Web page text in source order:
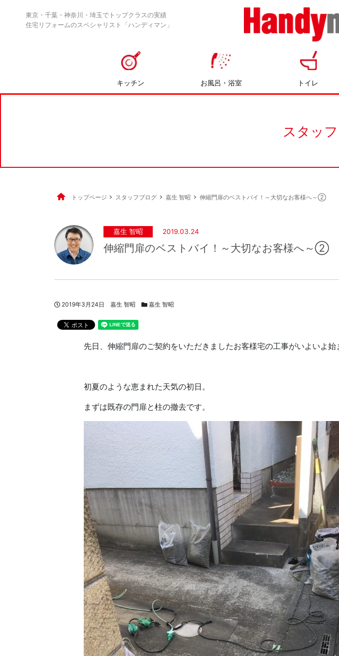
東京・千葉・神奈川・埼玉でトップクラスの実績
住宅リフォームのスペシャリスト「ハンディマン」
お風呂やキッチンのリフ
キッチン お風呂・浴室 トイレ
スタッ
トップページ スタッフブログ 嘉生 智昭 伸縮門扉のベストバイ！～大切なお客様へ～②
嘉生 智昭 2019.03.24
伸縮門扉のベストバイ！～大切なお客様へ～②
投稿日
2019年3月24日 著者
嘉生 智昭 スタッフブログカテゴリー
嘉生 智昭
先日、伸縮門扉のご契約をいただきましたお客様宅の工事がいよいよ始
初夏のような恵まれた天気の初日。
まずは既存の門扉と柱の撤去です。